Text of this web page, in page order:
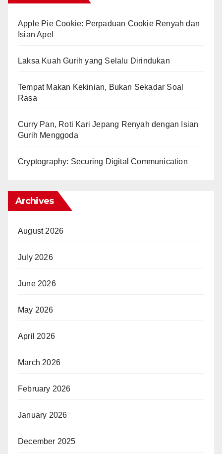
Apple Pie Cookie: Perpaduan Cookie Renyah dan
Isian Apel
Laksa Kuah Gurih yang Selalu Dirindukan
Tempat Makan Kekinian, Bukan Sekadar Soal
Rasa
Curry Pan, Roti Kari Jepang Renyah dengan Isian
Gurih Menggoda
Cryptography: Securing Digital Communication
Archives
August 2026
July 2026
June 2026
May 2026
April 2026
March 2026
February 2026
January 2026
December 2025